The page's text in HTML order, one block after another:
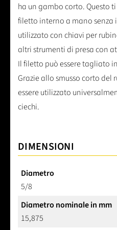
ha un gambo corto. Questo
filetto interno a mano senza
utilizzato con chiavi per
altri strumenti di presa con
Il filetto può essere tagliato
Grazie allo smusso corto
essere utilizzato
ciechi.
DIMENSIONI
Diametro
5/8
Diametro nominale in mm
15,875